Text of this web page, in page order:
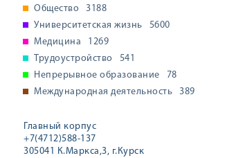
Общество
3188
Университетская жизнь
5600
Медицина
1269
Трудоустройство
541
Непрерывное образование
78
Международная деятельность
389
Главный корпус
+7(4712)588-137
305041 К.Маркса,3, г.Курск